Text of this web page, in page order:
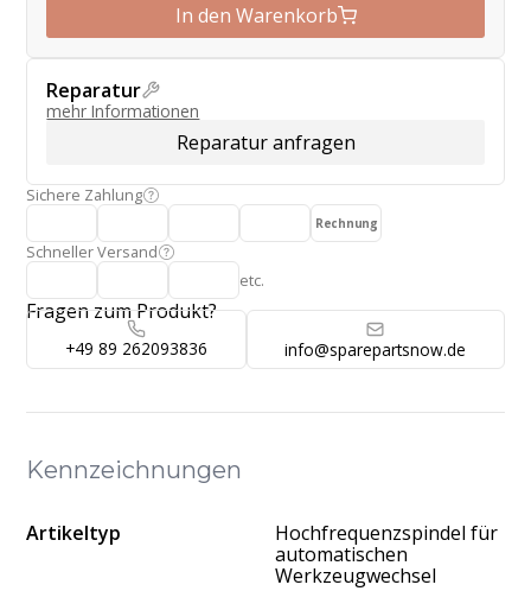
In den Warenkorb
Reparatur
mehr Informationen
Reparatur anfragen
Sichere Zahlung
Rechnung
Schneller Versand
etc.
Fragen zum Produkt?
+49 89 262093836 info@sparepartsnow.de
Kennzeichnungen
Artikeltyp
Hochfrequenzspindel für
automatischen
Werkzeugwechsel